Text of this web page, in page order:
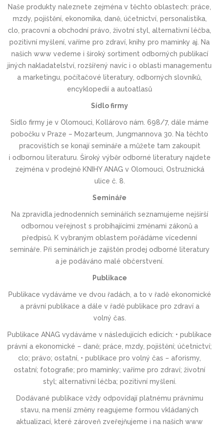
Naše produkty naleznete zejména v těchto oblastech: práce,
mzdy, pojištění, ekonomika, daně, účetnictví, personalistika,
clo, pracovní a obchodní právo, životní styl, alternativní léčba,
pozitivní myšlení, vaříme pro zdraví, knihy pro maminky aj. Na
našich www vedeme i široký sortiment odborných publikací
jiných nakladatelství, rozšířený navíc i o oblasti managementu
a marketingu, počítačové literatury, odborných slovníků,
encyklopedií a autoatlasů
Sídlo firmy
Sídlo firmy je v Olomouci, Kollárovo nám. 698/7, dále máme
pobočku v Praze – Mozarteum, Jungmannova 30. Na těchto
pracovištích se konají semináře a můžete tam zakoupit
i odbornou literaturu. Široký výběr odborné literatury najdete
zejména v prodejně KNIHY ANAG v Olomouci, Ostružnická
ulice č. 8.
Semináře
Na zpravidla jednodenních seminářích seznamujeme nejširší
odbornou veřejnost s probíhajícími změnami zákonů a
předpisů. K vybraným oblastem pořádáme vícedenní
semináře. Při seminářích je zajištěn prodej odborné literatury
a je podáváno malé občerstvení.
Publikace
Publikace vydáváme ve dvou řadách, a to v řadě ekonomické
a právní publikace a dále v řadě publikace pro zdraví a
volný čas.
Publikace ANAG vydáváme v následujících edicích: • publikace
právní a ekonomické – daně; práce, mzdy, pojištění; účetnictví;
clo; právo; ostatní, • publikace pro volný čas – aforismy,
ostatní; fotografie; pro maminky; vaříme pro zdraví; životní
styl; alternativní léčba; pozitivní myšlení.
Dodávané publikace vždy odpovídají platnému právnímu
stavu, na menší změny reagujeme formou vkládaných
aktualizací, které zároveň zveřejňujeme i na našich www